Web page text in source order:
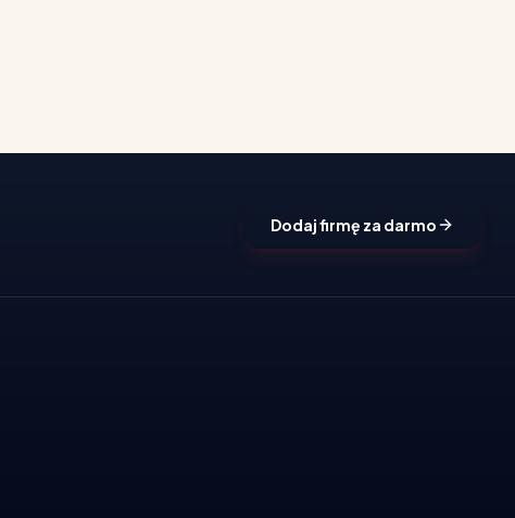
Dodaj firmę za darmo